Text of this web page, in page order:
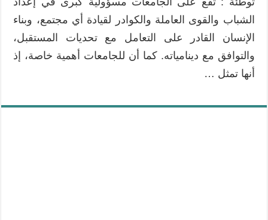
الشباب والقوى العاملة والكوادر لقيادة أي مجتمع، وبناء
الإنسان القادر على التعامل مع تحديات المستقبل،
والتوافق مع دينامياته. كما أن للجامعات أهمية خاصة، إذ
أنها تمثل …